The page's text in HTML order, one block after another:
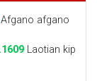
Afgano afgano
Laotian kip